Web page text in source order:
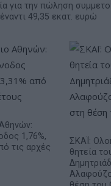
για την πώληση
49,35 εκατ. ευρώ
1,76%,
τις αρχές
ΣΚΑΪ:
θητεία